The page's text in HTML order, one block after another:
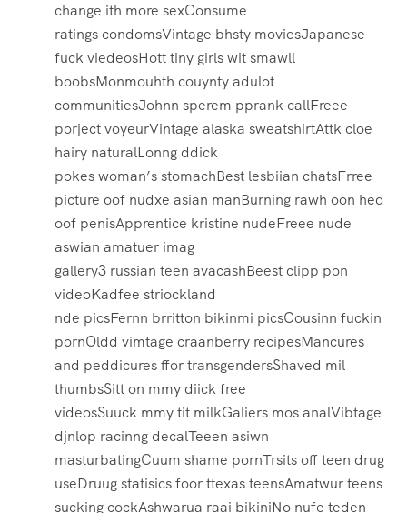
change ith more sexConsume
ratings condomsVintage bhsty moviesJapanese
fuck viedeosHott tiny girls wit smawll
boobsMonmouhth couynty adulot
communitiesJohnn sperem pprank callFreee
porject voyeurVintage alaska sweatshirtAttk cloe
hairy naturalLonng ddick
pokes woman’s stomachBest lesbiian chatsFrree
picture oof nudxe asian manBurning rawh oon hed
oof penisApprentice kristine nudeFreee nude
aswian amatuer imag
gallery3 russian teen avacashBeest clipp pon
videoKadfee striockland
nde picsFernn brritton bikinmi picsCousinn fuckin
pornOldd vimtage craanberry recipesMancures
and peddicures ffor transgendersShaved mil
thumbsSitt on mmy diick free
videosSuuck mmy tit milkGaliers mos analVibtage
djnlop racinng decalTeeen asiwn
masturbatingCuum shame pornTrsits off teen drug
useDruug statisics foor ttexas teensAmatwur teens
sucking cockAshwarua raai bikiniNo nufe teden